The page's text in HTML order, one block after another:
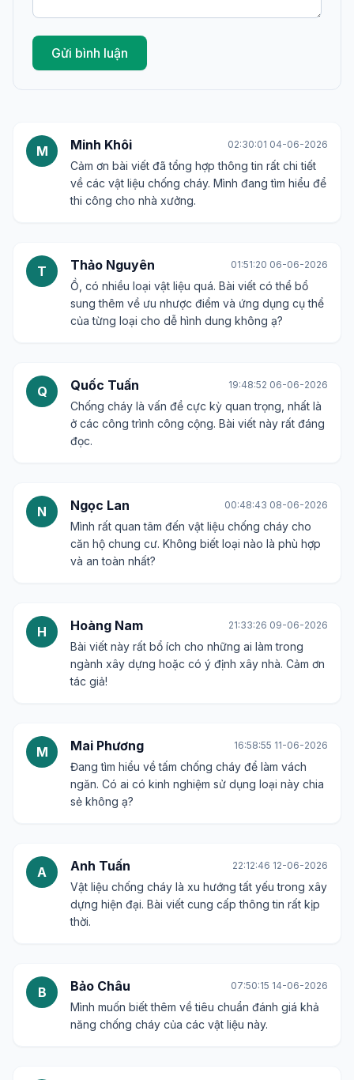
Gửi bình luận
M Minh Khôi 02:30:01 04-06-2026
Cảm ơn bài viết đã tổng hợp thông tin rất chi tiết
về các vật liệu chống cháy. Mình đang tìm hiểu để
thi công cho nhà xưởng.
T Thảo Nguyên 01:51:20 06-06-2026
Ồ, có nhiều loại vật liệu quá. Bài viết có thể bổ
sung thêm về ưu nhược điểm và ứng dụng cụ thể
của từng loại cho dễ hình dung không ạ?
Q Quốc Tuấn 19:48:52 06-06-2026
Chống cháy là vấn đề cực kỳ quan trọng, nhất là
ở các công trình công cộng. Bài viết này rất đáng
đọc.
N Ngọc Lan 00:48:43 08-06-2026
Mình rất quan tâm đến vật liệu chống cháy cho
căn hộ chung cư. Không biết loại nào là phù hợp
và an toàn nhất?
H Hoàng Nam 21:33:26 09-06-2026
Bài viết này rất bổ ích cho những ai làm trong
ngành xây dựng hoặc có ý định xây nhà. Cảm ơn
tác giả!
M Mai Phương 16:58:55 11-06-2026
Đang tìm hiểu về tấm chống cháy để làm vách
ngăn. Có ai có kinh nghiệm sử dụng loại này chia
sẻ không ạ?
A Anh Tuấn 22:12:46 12-06-2026
Vật liệu chống cháy là xu hướng tất yếu trong xây
dựng hiện đại. Bài viết cung cấp thông tin rất kịp
thời.
B Bảo Châu 07:50:15 14-06-2026
Mình muốn biết thêm về tiêu chuẩn đánh giá khả
năng chống cháy của các vật liệu này.